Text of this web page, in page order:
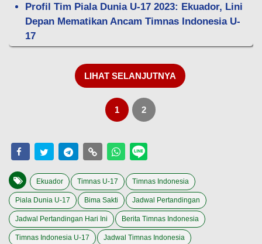
Profil Tim Piala Dunia U-17 2023: Ekuador, Lini
Depan Mematikan Ancam Timnas Indonesia U-
17
LIHAT SELANJUTNYA
1 2
Ekuador Timnas U-17 Timnas Indonesia
Piala Dunia U-17 Bima Sakti Jadwal Pertandingan
Jadwal Pertandingan Hari Ini Berita Timnas Indonesia
Timnas Indonesia U-17 Jadwal Timnas Indonesia